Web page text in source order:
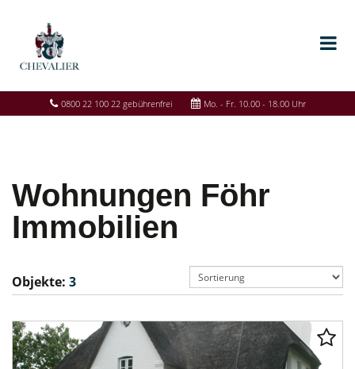
0800 22 100 22 gebührenfrei Mo. - Fr. 10.00 - 18.00 Uhr
Wohnungen Föhr
Immobilien
Objekte: 3